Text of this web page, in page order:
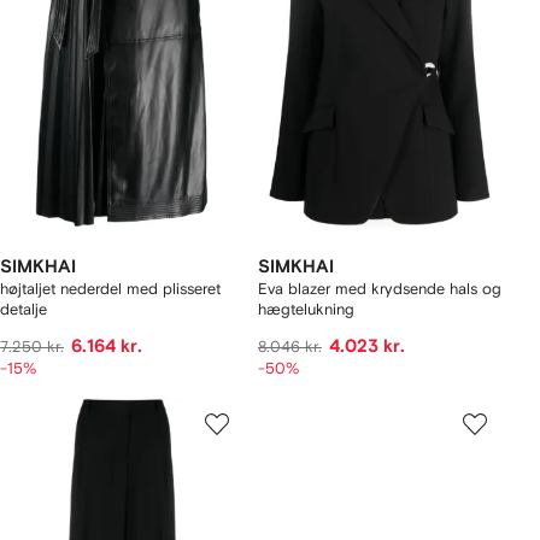
SIMKHAI
højtaljet nederdel med plisseret
detalje
7.250 kr. 6.164 kr.
-15%
SIMKHAI
Eva blazer med krydsende hals og
hægtelukning
8.046 kr. 4.023 kr.
-50%